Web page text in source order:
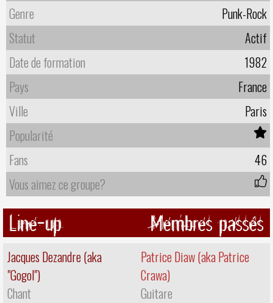
Genre
Punk-Rock
Statut
Actif
Date de formation
1982
Pays
France
Ville
Paris
Popularité
Fans
46
Vous aimez ce groupe?
Line-up
Jacques Dezandre (aka
"Gogol")
Chant
Membres passés
Patrice Diaw (aka Patrice
Crawa)
Guitare